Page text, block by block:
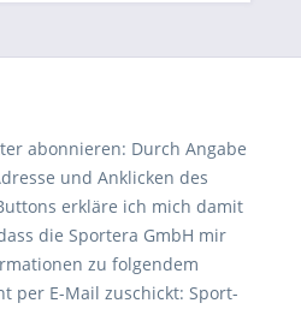
abonnieren: Durch Angabe
und Anklicken des
erkläre ich mich damit
die Sportera GmbH mir
zu folgendem
per E-Mail zuschickt: Sport-